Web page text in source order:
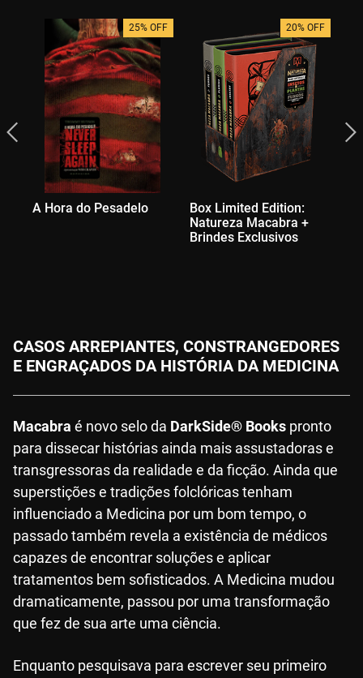
25% OFF
A Hora do Pesadelo
20% OFF
Box Limited Edition:
Natureza Macabra +
Brindes Exclusivos
CASOS ARREPIANTES, CONSTRANGEDORES
E ENGRAÇADOS DA HISTÓRIA DA MEDICINA
Macabra é novo selo da DarkSide® Books pronto
para dissecar histórias ainda mais assustadoras e
transgressoras da realidade e da ficção. Ainda que
superstições e tradições folclóricas tenham
influenciado a Medicina por um bom tempo, o
passado também revela a existência de médicos
capazes de encontrar soluções e aplicar
tratamentos bem sofisticados. A Medicina mudou
dramaticamente, passou por uma transformação
que fez de sua arte uma ciência.
Enquanto pesquisava para escrever seu primeiro